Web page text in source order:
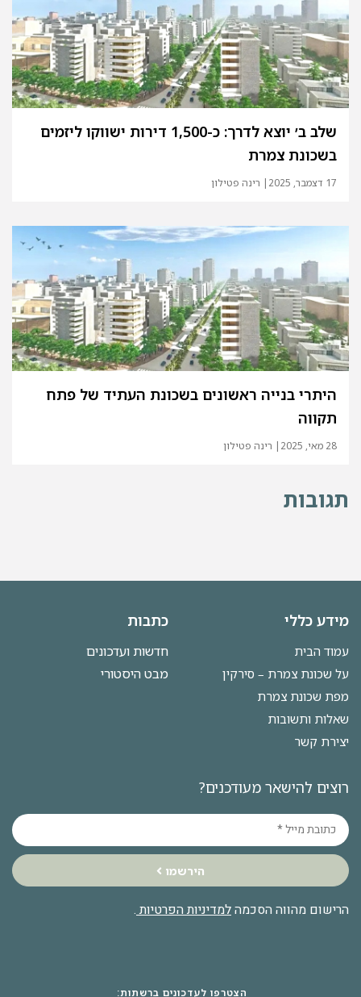
שלב ב׳ יוצא לדרך: כ-1,500 דירות ישווקו ליזמים
בשכונת צמרת
17 דצמבר, 2025 | רינה פטילון
היתרי בנייה ראשונים בשכונת העתיד של פתח
תקווה
28 מאי, 2025 | רינה פטילון
תגובות
מידע כללי
עמוד הבית
על שכונת צמרת – סירקין
מפת שכונת צמרת
שאלות ותשובות
יצירת קשר
כתבות
חדשות ועדכונים
מבט היסטורי
רוצים להישאר מעודכנים?
הירשמו
הרישום מהווה הסכמהלמדיניות הפרטיות.
הצטרפו לעדכונים ברשתות: